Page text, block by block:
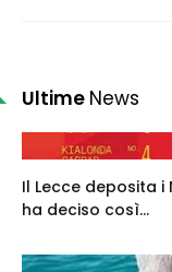
Ultime News
Il Lecce deposita i
ha deciso così...